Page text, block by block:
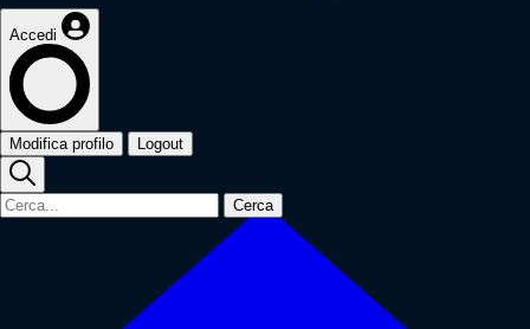
Accedi
Modifica profilo Logout
Cerca